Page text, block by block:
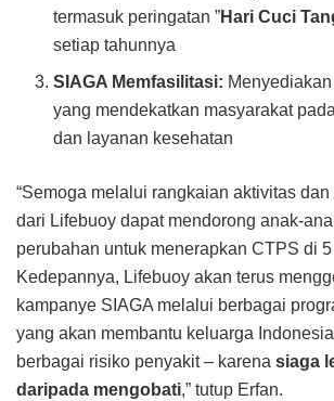
termasuk peringatan ”Hari Cuci
setiap tahunnya
SIAGA Memfasilitasi:
yang mendekatkan masyarakat
dan layanan kesehatan
“Semoga melalui rangkaian aktivitas
dari Lifebuoy dapat mendorong anak-
perubahan untuk menerapkan CTPS di
Kedepannya, Lifebuoy akan terus
kampanye SIAGA melalui berbagai
yang akan membantu keluarga
berbagai risiko penyakit – karena siaga
daripada mengobati,” tutup Erfan.